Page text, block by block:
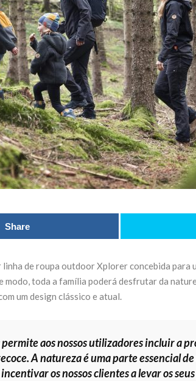
Iberflora lança
concurso de
paisagismo para
transformar o
Fórum Norte
21 de Julho de 2026
CONTINUE READING
Share
de roupa outdoor Xplorer concebida para
modo, toda a família poderá desfrutar da
um design clássico e atual.
aos nossos utilizadores incluir a
A natureza é uma parte essencial
os nossos clientes a levar os